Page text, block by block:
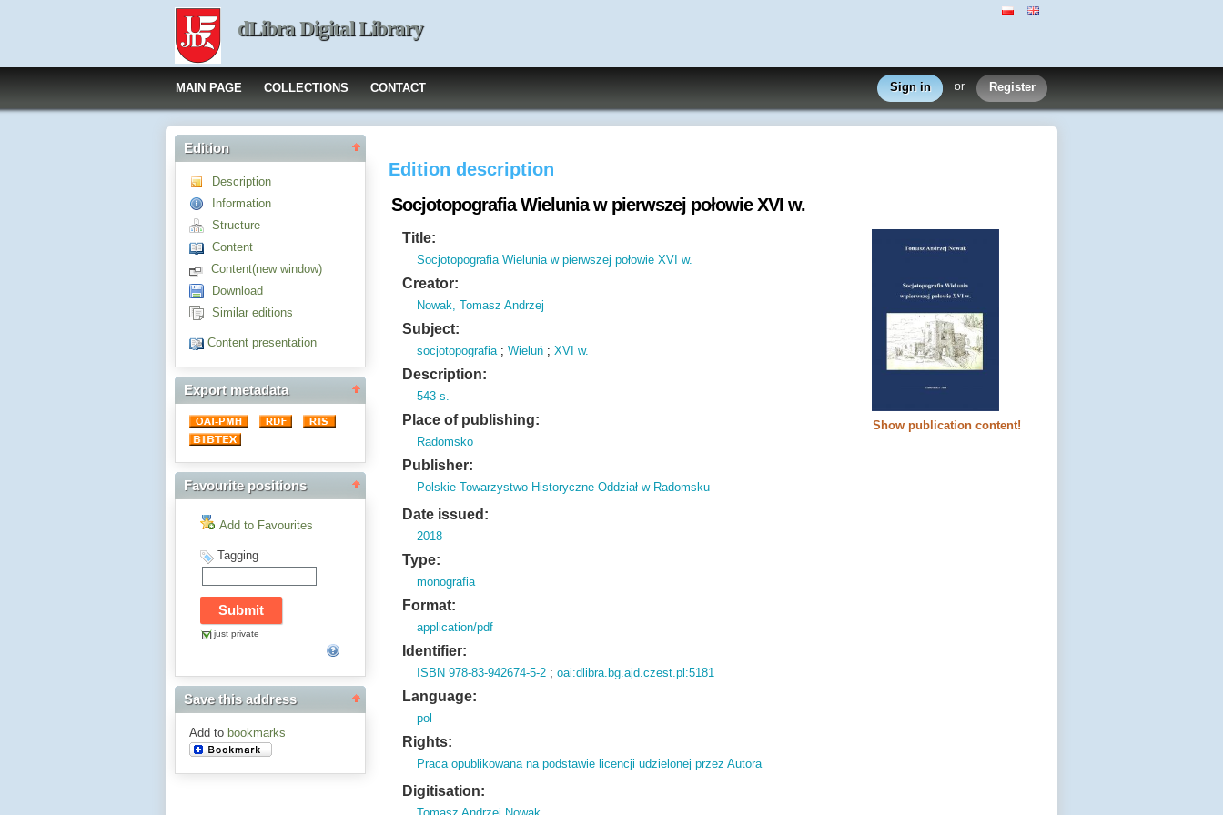
dLibra Digital Library
MAIN PAGE COLLECTIONS CONTACT Sign in or Register
Edition
Description
Information
Structure
Content
Content(new window)
Download
Similar editions
Content presentation
Export metadata
Favourite positions
Add to Favourites
Tagging
just private
Save this address
Add to bookmarks
Edition description
Socjotopografia Wielunia w pierwszej połowie XVI w.
Show publication content!
Title:
Socjotopografia Wielunia w pierwszej połowie XVI w.
Creator:
Nowak, Tomasz Andrzej
Subject:
socjotopografia;Wieluń ;XVI w.
Description:
543 s.
Place of publishing:
Radomsko
Publisher:
Polskie Towarzystwo Historyczne Oddział w Radomsku
Date issued:
2018
Type:
monografia
Format:
application/pdf
Identifier:
ISBN 978-83-942674-5-2 ;oai:dlibra.bg.ajd.czest.pl:5181
Language:
pol
Rights:
Praca opublikowana na podstawie licencji udzielonej przez Autora
Digitisation: